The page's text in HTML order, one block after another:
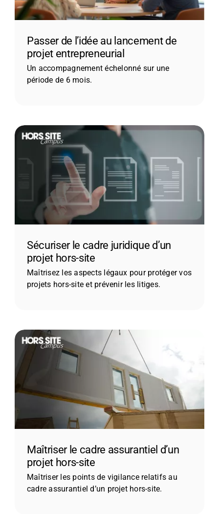
Passer de l’idée au lancement de
projet entrepreneurial
Un accompagnement échelonné sur une
période de 6 mois.
Sécuriser le cadre juridique d’un
projet hors-site
Maîtrisez les aspects légaux pour protéger vos
projets hors-site et prévenir les litiges.
Maîtriser le cadre assurantiel d’un
projet hors-site
Maîtriser les points de vigilance relatifs au
cadre assurantiel d’un projet hors-site.